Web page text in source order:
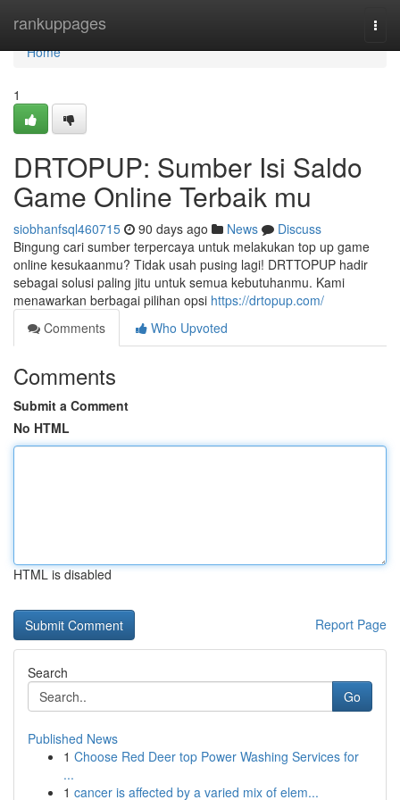
rankuppages
Home
Home
1
DRTOPUP: Sumber Isi Saldo
Game Online Terbaik mu
siobhanfsql460715 90 days ago News
Discuss
Bingung cari sumber terpercaya untuk melakukan top up game
online kesukaanmu? Tidak usah pusing lagi! DRTTOPUP hadir
sebagai solusi paling jitu untuk semua kebutuhanmu. Kami
menawarkan berbagai pilihan opsi https://drtopup.com/
Comments
Who Upvoted
Comments
Submit a Comment
No HTML
HTML is disabled
Report Page
Search
Go
Published News
1 Choose Red Deer top Power Washing Services for
...
1 cancer is affected by a varied mix of elem...